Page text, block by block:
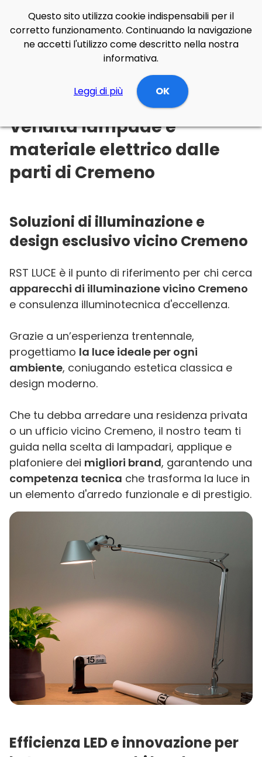
Illuminazione Online Lombardia Lecco
Vendita lampade e
materiale elettrico dalle
parti di Cremeno
Soluzioni di illuminazione e
design esclusivo vicino Cremeno
RST LUCE è il punto di riferimento per chi cerca
apparecchi di illuminazione vicino Cremeno
e consulenza illuminotecnica d'eccellenza.
Grazie a un’esperienza trentennale,
progettiamo la luce ideale per ogni
ambiente, coniugando estetica classica e
design moderno.
Che tu debba arredare una residenza privata
o un ufficio vicino Cremeno, il nostro team ti
guida nella scelta di lampadari, applique e
plafoniere dei migliori brand, garantendo una
competenza tecnica che trasforma la luce in
un elemento d'arredo funzionale e di prestigio.
Efficienza LED e innovazione per
Questo sito utilizza cookie indispensabili per il
corretto funzionamento. Continuando la navigazione
ne accetti l'utilizzo come descritto nella nostra
informativa.
Leggi di più OK